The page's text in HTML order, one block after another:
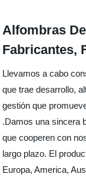
Alfombras
Fabricantes,
Llevamos a cabo
que trae desarrollo,
gestión que
.Damos una sincera
que cooperen con
largo plazo. El
Europa, America,